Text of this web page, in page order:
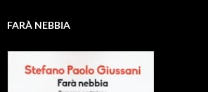
FARÀ NEBBIA